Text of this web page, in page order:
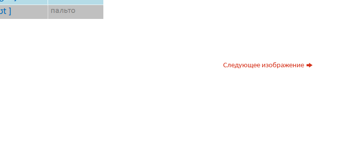
Следующее изображение